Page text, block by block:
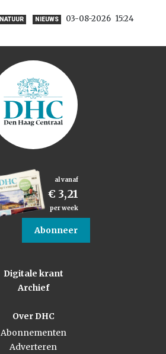
NATUUR NIEUWS 03-08-2026 15:24
al vanaf
€ 3,21
per week
Abonneer
Digitale krant
Archief
Over DHC
Abonnementen
Adverteren